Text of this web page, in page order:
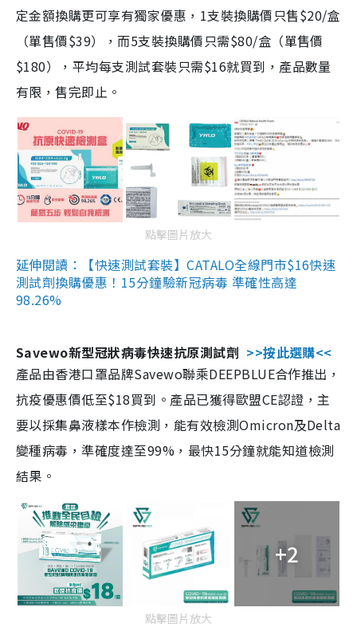
定金額換購更可享有獨家優惠，1支裝換購價只售$20/盒
（單售價$39），而5支裝換購價只需$80/盒（單售價
$180），平均每支測試套裝只需$16就買到，產品數量
有限，售完即止。
點擊圖片放大
延伸閱讀：【快速測試套裝】CATALO全線門市$16快速
測試劑換購優惠！15分鐘驗新冠病毒 準確性高達
98.26%
Savewo新型冠狀病毒快速抗原測試劑 >>按此選購<<
產品由香港口罩品牌Savewo聯乘DEEPBLUE合作推出，
抗疫優惠價低至$18買到。產品已獲得歐盟CE認證，主
要以採集鼻液樣本作檢測，能有效檢測Omicron及Delta
變種病毒，準確度達至99%，最快15分鐘就能知道檢測
結果。
+2
點擊圖片放大